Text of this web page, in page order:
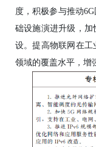
度，积极参与推动
础设施演进升级，加
设。提高物联网在
领域的覆盖水平，增